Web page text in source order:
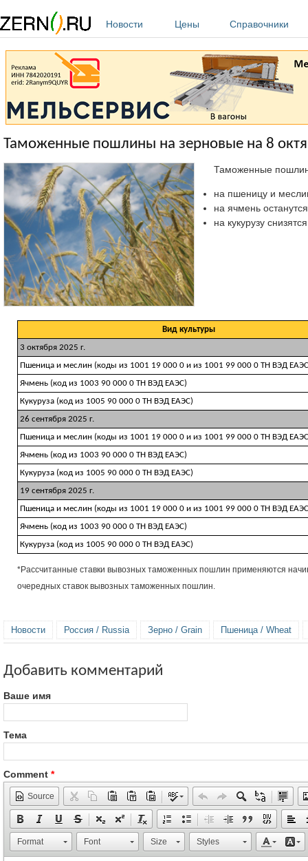
Новости
Цены Справочники
Таможенные пошлины на зерновые на 8
Таможенные
на пшеницу и
на ячмень
на кукурузу
Вид культуры
3 октября 2025 г.
Пшеница и меслин (коды из 1001 19 000 0 и из 1001 99 000 0 ТН ВЭД
Ячмень (код из 1003 90 000 0 ТН ВЭД ЕАЭС)
Кукуруза (код из 1005 90 000 0 ТН ВЭД ЕАЭС)
26 сентября 2025 г.
Пшеница и меслин (коды из 1001 19 000 0 и из 1001 99 000 0 ТН ВЭД
Ячмень (код из 1003 90 000 0 ТН ВЭД ЕАЭС)
Кукуруза (код из 1005 90 000 0 ТН ВЭД ЕАЭС)
19 сентября 2025 г.
Пшеница и меслин (коды из 1001 19 000 0 и из 1001 99 000 0 ТН ВЭД
Ячмень (код из 1003 90 000 0 ТН ВЭД ЕАЭС)
Кукуруза (код из 1005 90 000 0 ТН ВЭД ЕАЭС)
*Рассчитанные ставки вывозных таможенных пошлин применяются
очередных ставок вывозных таможенных пошлин.
Новости Россия / Russia Зерно / Grain Пшеница / Wheat
Добавить комментарий
Ваше имя
Тема
Comment *
Source
Format Font Size Styles